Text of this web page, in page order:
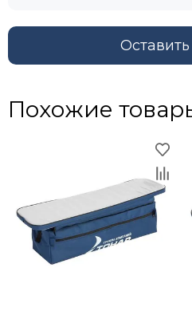
Похожие